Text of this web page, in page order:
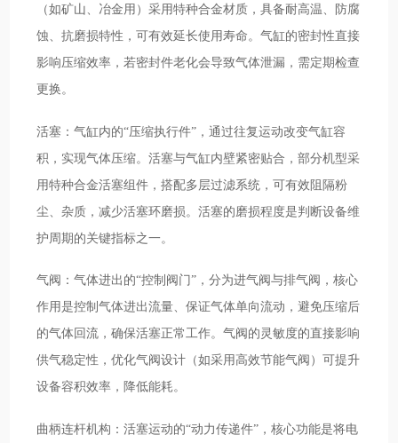
（如矿山、冶金用）采用特种合金材质，具备耐高温、防腐
蚀、抗磨损特性，可有效延长使用寿命。气缸的密封性直接
影响压缩效率，若密封件老化会导致气体泄漏，需定期检查
更换。
活塞：气缸内的“压缩执行件”，通过往复运动改变气缸容
积，实现气体压缩。活塞与气缸内壁紧密贴合，部分机型采
用特种合金活塞组件，搭配多层过滤系统，可有效阻隔粉
尘、杂质，减少活塞环磨损。活塞的磨损程度是判断设备维
护周期的关键指标之一。
气阀：气体进出的“控制阀门”，分为进气阀与排气阀，核心
作用是控制气体进出流量、保证气体单向流动，避免压缩后
的气体回流，确保活塞正常工作。气阀的灵敏度的直接影响
供气稳定性，优化气阀设计（如采用高效节能气阀）可提升
设备容积效率，降低能耗。
曲柄连杆机构：活塞运动的“动力传递件”，核心功能是将电